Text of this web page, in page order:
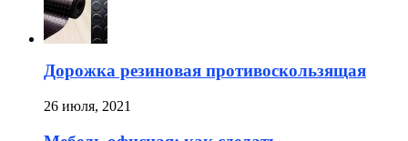
Дорожка резиновая противоскользящая
26 июля, 2021